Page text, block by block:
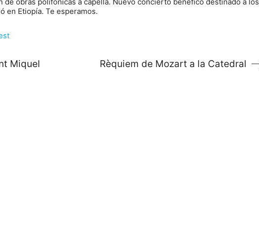
en Etiopía. Te esperamos.
Miquel Rèquiem de Mozart a la Catedral